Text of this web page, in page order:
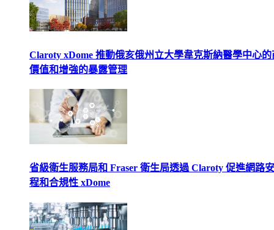
Claroty xDome 推動俄亥俄州立大學韋克斯納醫學中心的
價值和增強的暴露管理
省級衛生服務局和 Fraser 衛生局透過 Claroty 促進網路
程和合規性 xDome